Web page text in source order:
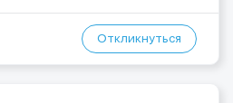
Откликнуться